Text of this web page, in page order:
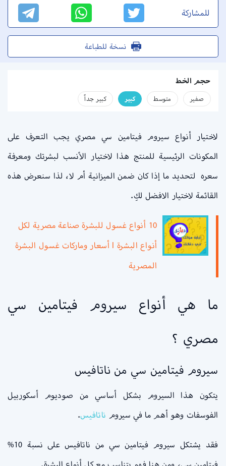
للمشاركة
نسخة للطباعة
حجم الخط
صفير متوسط كبير كبير جداً
لاختيار أنواع سيروم فيتامين سي مصري يجب التعرف على
المكونات الرئيسية للمنتج هذا لاختيار الأنسب لبشرتك ومعرفة
سعره لتحديد ما إذا كان ضمن الميزانية أم لا، لذا سنعرض هذه
القائمة لاختيار الافضل لكِ.
10 أنواع غسول للبشرة صناعة مصرية لكل
أنواع البشرة l أسعار وماركات غسول البشرة
المصرية
ما هي أنواع سيروم فيتامين سي
مصري ؟
سيروم فيتامين سي من ناتافيس
يتكون هذا السيروم بشكل أساسي من صوديوم أسكوربيل
الفوسفات وهو أهم ما في سيروم ناتافيس.
فقد يشتكل سيروم فيتامين سي من ناتافيس على نسبة 10%